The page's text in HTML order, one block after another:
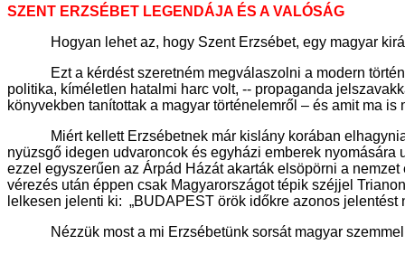
SZENT ERZSÉBET LEGENDÁJA ÉS A VALÓSÁG
Hogyan lehet az, hogy Szent Erzsébet, egy magyar
Ezt a kérdést szeretném megválaszolni a modern
politika, kíméletlen hatalmi harc volt, -- propaganda
könyvekben tanítottak a magyar történelemről – és amit ma
Miért kellett Erzsébetnek már kislány korában elhagynia
nyüzsgő idegen udvaroncok és egyházi emberek
ezzel egyszerűen az Árpád Házát akarták elsöpörni a
vérezés után éppen csak Magyarországot tépik széjjel
lelkesen jelenti ki: „BUDAPEST örök időkre azonos
Nézzük most a mi Erzsébetünk sorsát magyar